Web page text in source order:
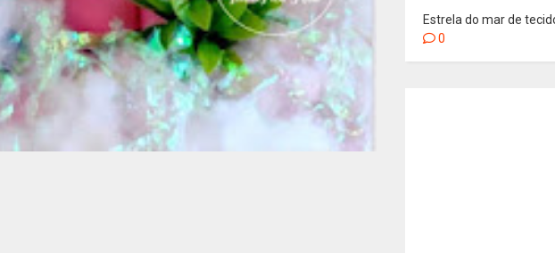
Estrela do mar de
0